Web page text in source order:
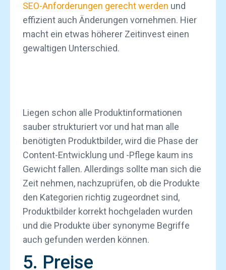
SEO-Anforderungen gerecht werden und
effizient auch Änderungen vornehmen. Hier
macht ein etwas höherer Zeitinvest einen
gewaltigen Unterschied.
Liegen schon alle Produktinformationen
sauber strukturiert vor und hat man alle
benötigten Produktbilder, wird die Phase der
Content-Entwicklung und -Pflege kaum ins
Gewicht fallen. Allerdings sollte man sich die
Zeit nehmen, nachzuprüfen, ob die Produkte
den Kategorien richtig zugeordnet sind,
Produktbilder korrekt hochgeladen wurden
und die Produkte über synonyme Begriffe
auch gefunden werden können.
5. Preise